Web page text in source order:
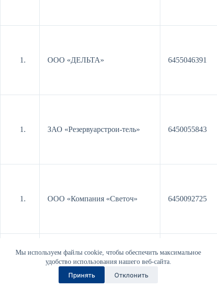
Мы используем файлы cookie, чтобы обеспечить максимальное
удобство использования нашего веб-сайта.
Принять Отклонить
ООО «ДЕЛЬТА» 6455046391
ЗАО «Резервуарстрои-тель» 6450055843
ООО «Компания «Светоч» 6450092725
ООО «САТП»